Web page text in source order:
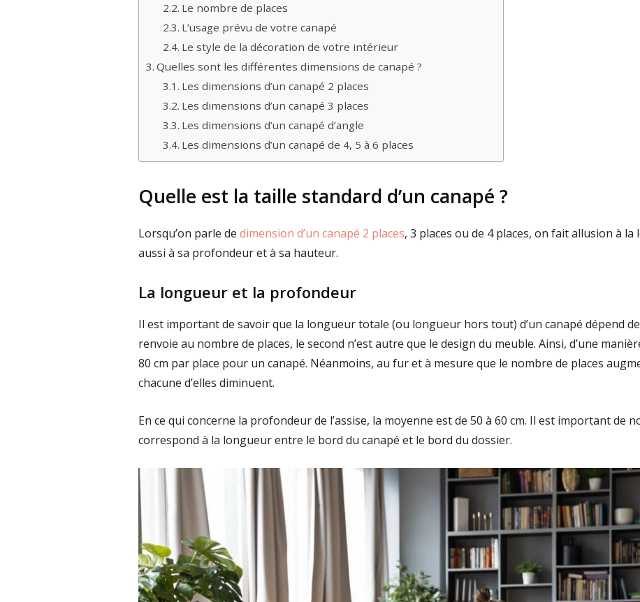
Le nombre de places
L’usage prévu de votre canapé
Le style de la décoration de votre intérieur
Quelles sont les différentes dimensions de canapé ?
Les dimensions d’un canapé 2 places
Les dimensions d’un canapé 3 places
Les dimensions d’un canapé d’angle
Les dimensions d’un canapé de 4, 5 à 6 places
Quelle est la taille standard d’un canapé ?
Lorsqu’on parle de dimension d’un canapé 2 places, 3 places ou de 4 places, on fait allusion à
aussi à sa profondeur et à sa hauteur.
La longueur et la profondeur
Il est important de savoir que la longueur totale (ou longueur hors tout) d’un canapé dépend
renvoie au nombre de places, le second n’est autre que le design du meuble. Ainsi, d’une
80 cm par place pour un canapé. Néanmoins, au fur et à mesure que le nombre de places
chacune d’elles diminuent.
En ce qui concerne la profondeur de l’assise, la moyenne est de 50 à 60 cm. Il est important de
correspond à la longueur entre le bord du canapé et le bord du dossier.